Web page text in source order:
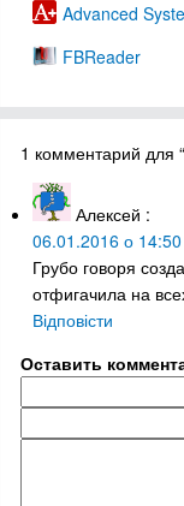
Advanced
FBReader
1 комментарий для
Алексей :
06.01.2016 о 14:50
Грубо говоря
отфигачила на
Відповісти
Оставить